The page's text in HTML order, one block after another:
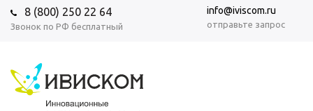
8 (800) 250 22 64
Звонок по РФ бесплатный
info@iviscom.ru
отправьте запрос